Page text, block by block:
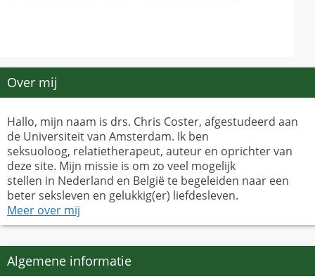
Over mij
Hallo, mijn naam is drs. Chris Coster, afgestudeerd aan
de Universiteit van Amsterdam. Ik ben
seksuoloog, relatietherapeut, auteur en oprichter van
deze site. Mijn missie is om zo veel mogelijk
stellen in Nederland en België te begeleiden naar een
beter seksleven en gelukkig(er) liefdesleven.
Meer over mij
Algemene informatie